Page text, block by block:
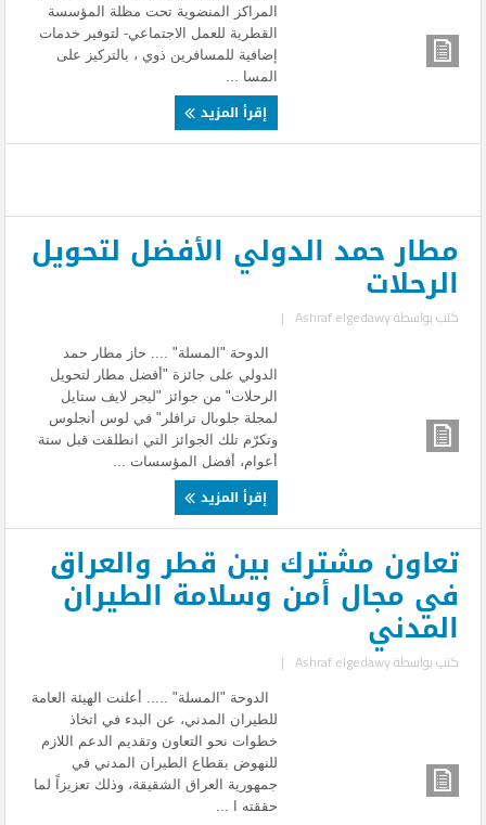
المراكز المنضوية تحت مظلة المؤسسة
القطرية للعمل الاجتماعي- لتوفير خدمات
إضافية للمسافرين ذوي ، بالتركيز على
المسا ...
إقرأ المزيد
مطار حمد الدولي الأفضل لتحويل
الرحلات
كتب بواسطةAshraf elgedawy
|
الدوحة "المسلة" .... حاز مطار حمد
الدولي على جائزة "أفضل مطار لتحويل
الرحلات" من جوائز "ليجر لايف ستايل
لمجلة جلوبال ترافلر" في لوس أنجلوس
وتكرّم تلك الجوائز التي انطلقت قبل ستة
أعوام، أفضل المؤسسات ...
إقرأ المزيد
تعاون مشترك بين قطر والعراق
في مجال أمن وسلامة الطيران
المدني
كتب بواسطةAshraf elgedawy
|
الدوحة "المسلة" ..... أعلنت الهيئة العامة
للطيران المدني، عن البدء في اتخاذ
خطوات نحو التعاون وتقديم الدعم اللازم
للنهوض بقطاع الطيران المدني في
جمهورية العراق الشقيقة، وذلك تعزيزاً لما
حققته ا ...